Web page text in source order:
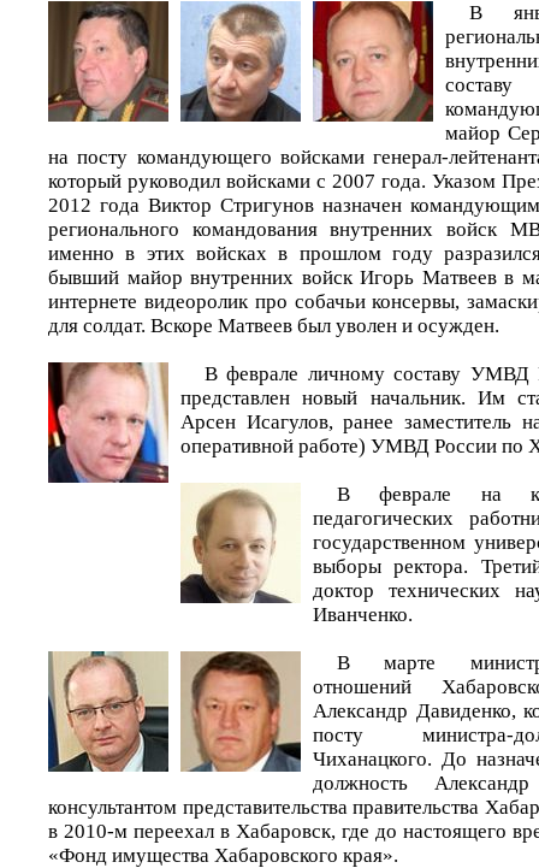
В
составу
майор
на посту командующего войсками генерал-
который руководил войсками с 2007 года. Указом
2012 года Виктор Стригунов назначен
регионального командования внутренних войск
именно в этих войсках в прошлом году
бывший майор внутренних войск Игорь Матвеев в
интернете видеоролик про собачьи консервы,
для солдат. Вскоре Матвеев был уволен и осужден.
В феврале личному составу УМВД
представлен новый начальник. Им
Арсен Исагулов, ранее заместитель
оперативной работе) УМВД России по
В феврале на
педагогических
государственном
выборы ректора.
доктор технических
Иванченко.
В марте
отношений
Александр Давиденко,
посту министра-
Чиханацкого. До
должность
консультантом представительства правительства
в 2010-м переехал в Хабаровск, где до настоящего
«Фонд имущества Хабаровского края».